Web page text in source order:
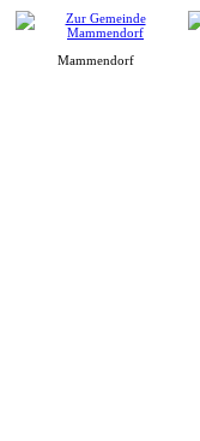
Mammendorf